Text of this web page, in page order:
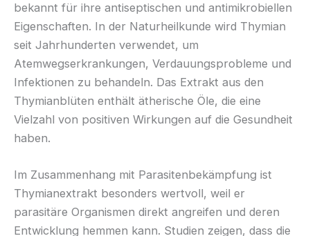
bekannt für ihre antiseptischen und antimikrobiellen
Eigenschaften. In der Naturheilkunde wird Thymian
seit Jahrhunderten verwendet, um
Atemwegserkrankungen, Verdauungsprobleme und
Infektionen zu behandeln. Das Extrakt aus den
Thymianblüten enthält ätherische Öle, die eine
Vielzahl von positiven Wirkungen auf die Gesundheit
haben.
Im Zusammenhang mit Parasitenbekämpfung ist
Thymianextrakt besonders wertvoll, weil er
parasitäre Organismen direkt angreifen und deren
Entwicklung hemmen kann. Studien zeigen, dass die